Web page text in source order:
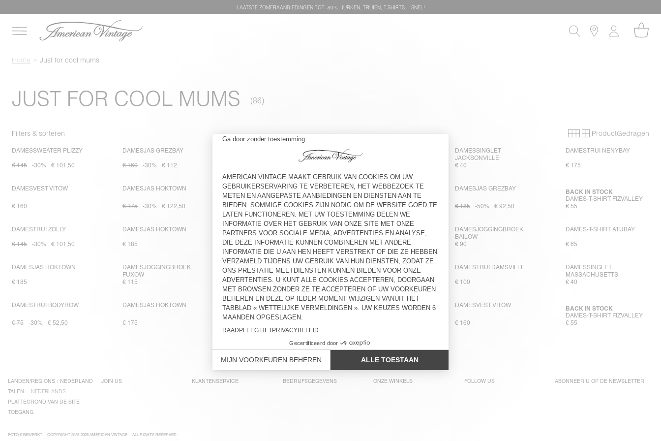
LAATSTE ZOMERAANBIEDINGEN TOT -50%: JURKEN, TRUIEN, T-SHIRTS… SNEL!
Home Just for cool mums
JUST FOR COOL MUMS
Filters & sorteren Primary grid
Secondary grid
ProductGedragen
DAMESSWEATER PLIZZY
€ 145 -30% € 101,50
DAMESJAS GREZBAY
€ 160 -30% € 112
DAMES-T-SHIRT SONOMA DAMESSWEATER IZUBIRD
DAMESSINGLET
JACKSONVILLE
€ 40
DAMESTRUI NENYBAY
€ 175
DAMESVEST VITOW
€ 160
DAMESJAS HOKTOWN
€ 175 -30% € 122,50
DAMESVEST EAST
€ 145 -50% € 72,50
DAMESVEST VITOW
BACK IN STOCK
€ 160
DAMESJAS GREZBAY
€ 185 -50% € 92,50
DAMES-T-SHIRT FIZVALLEY
BACK IN STOCK
€ 55
DAMESTRUI ZOLLY
€ 145 -30% € 101,50
DAMESJAS HOKTOWN
€ 185
DAMESJOGGINGBROEK
BAILOW
€ 90
DAMESSWEATER ATUBAY
€ 110
DAMESJOGGINGBROEK
BAILOW
€ 90
DAMES-T-SHIRT ATUBAY
€ 65
DAMESJAS HOKTOWN
€ 185
DAMESJOGGINGBROEK
FUXOW
€ 115
DAMES-T-SHIRT SONOMA
€ 65
DAMESBROEK AFAZ
€ 145 -30% € 101,50
DAMESTRUI DAMSVILLE
€ 100
DAMESSINGLET
MASSACHUSETTS
€ 40
DAMESTRUI BODYROW
€ 75 -30% € 52,50
DAMESJAS HOKTOWN
€ 175
DAMESHEMD HAVANAROW DAMESHEMD PADOW DAMESVEST VITOW
€ 160
DAMES-T-SHIRT FIZVALLEY
BACK IN STOCK
€ 55
LANDEN/REGIONS : NEDERLAND
TALEN :
NEDERLANDS
PLATTEGROND VAN DE SITE
TOEGANG
JOIN US KLANTENSERVICE BEDRIJFSGEGEVENS ONZE WINKELS FOLLOW US ABONNEER U OP DE NEWSLETTER
FOTO'S BEWERKT COPYRIGHT 2025-2026 AMERICAN VINTAGE ALL RIGHTS RESERVED